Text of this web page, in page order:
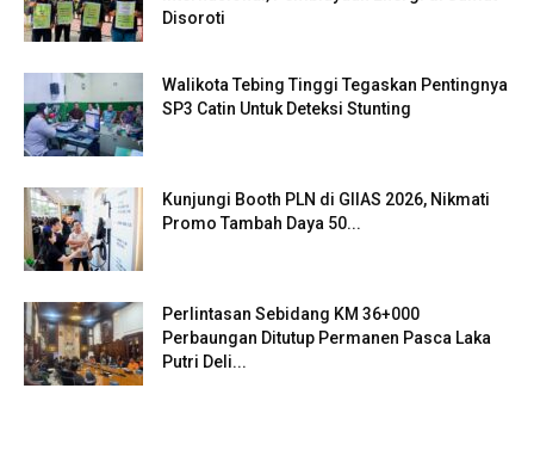
Disoroti
Walikota Tebing Tinggi Tegaskan Pentingnya
SP3 Catin Untuk Deteksi Stunting
Kunjungi Booth PLN di GIIAS 2026, Nikmati
Promo Tambah Daya 50...
Perlintasan Sebidang KM 36+000
Perbaungan Ditutup Permanen Pasca Laka
Putri Deli...